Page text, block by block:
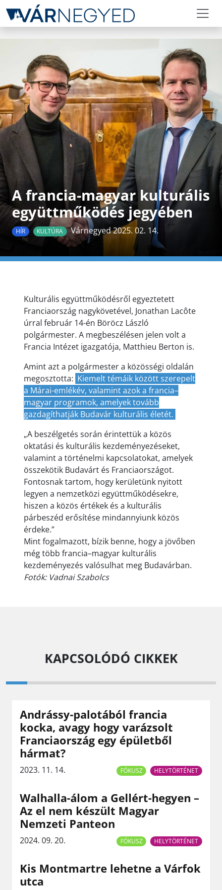
A francia-magyar kulturális
együttműködés jegyében
HÍR KULTÚRA Várnegyed 2025. 02. 14.
Kulturális együttműködésről egyeztetett
Franciaország nagykövetével, Jonathan Lacôte
úrral február 14-én Böröcz László
polgármester. A megbeszélésen jelen volt a
Francia Intézet igazgatója, Matthieu Berton is.
Amint azt a polgármester a közösségi oldalán
megosztotta: Kiemelt témáik között szerepelt
a Márai-emlékév, valamint azok a francia–
magyar programok, amelyek tovább
gazdagíthatják Budavár kulturális életét.
„A beszélgetés során érintettük a közös
oktatási és kulturális kezdeményezéseket,
valamint a történelmi kapcsolatokat, amelyek
összekötik Budavárt és Franciaországot.
Fontosnak tartom, hogy kerületünk nyitott
legyen a nemzetközi együttműködésekre,
hiszen a közös értékek és a kulturális
párbeszéd erősítése mindannyiunk közös
érdeke.”
Mint fogalmazott, bízik benne, hogy a jövőben
még több francia–magyar kulturális
kezdeményezés valósulhat meg Budavárban.
Fotók: Vadnai Szabolcs
KAPCSOLÓDÓ CIKKEK
Andrássy-palotából francia
kocka, avagy hogy varázsolt
Franciaország egy épületből
hármat?
2023. 11. 14. FÓKUSZ HELYTÖRTÉNET
Walhalla-álom a Gellért-hegyen –
Az el nem készült Magyar
Nemzeti Panteon
2024. 09. 20. FÓKUSZ HELYTÖRTÉNET
Kis Montmartre lehetne a Várfok
utca